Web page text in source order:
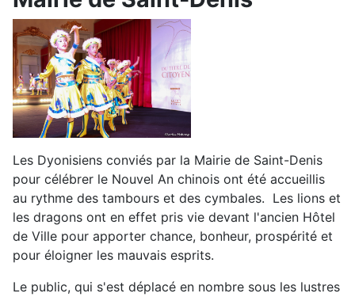
Les Dyonisiens conviés par la Mairie de Saint-Denis
pour célébrer le Nouvel An chinois ont été accueillis
au rythme des tambours et des cymbales. Les lions et
les dragons ont en effet pris vie devant l'ancien Hôtel
de Ville pour apporter chance, bonheur, prospérité et
pour éloigner les mauvais esprits.
Le public, qui s'est déplacé en nombre sous les lustres